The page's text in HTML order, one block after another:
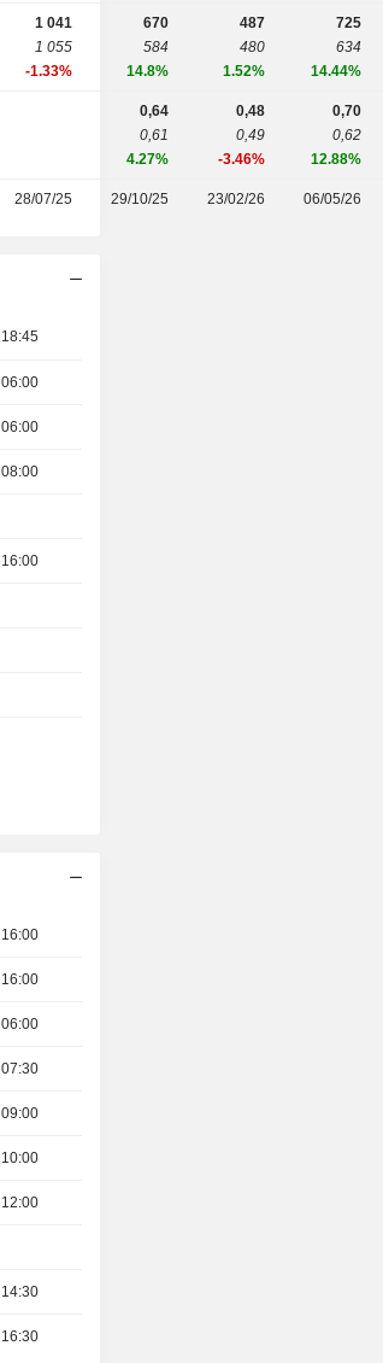
1 041
1 055
-1.33%
670
584
14.8%
487
480
1.52%
725
634
14.44%
0,64
0,61
4.27%
0,48
0,49
-3.46%
0,70
0,62
12.88%
28/07/25 29/10/25 23/02/26 06/05/26
18:45
06:00
06:00
08:00
16:00
16:00
16:00
06:00
07:30
09:00
10:00
12:00
14:30
16:30